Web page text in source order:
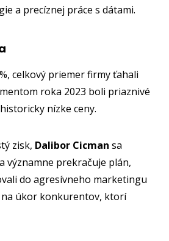
a precíznej práce s dátami.
celkový priemer firmy ťahali
roka 2023 boli priaznivé
nízke ceny.
zisk, Dalibor Cicman sa
významne prekračuje plán,
do agresívneho marketingu
na úkor konkurentov, ktorí